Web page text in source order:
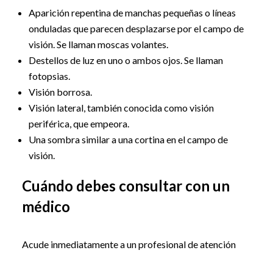
Aparición repentina de manchas pequeñas o líneas
onduladas que parecen desplazarse por el campo de
visión. Se llaman moscas volantes.
Destellos de luz en uno o ambos ojos. Se llaman
fotopsias.
Visión borrosa.
Visión lateral, también conocida como visión
periférica, que empeora.
Una sombra similar a una cortina en el campo de
visión.
Cuándo debes consultar con un
médico
Acude inmediatamente a un profesional de atención